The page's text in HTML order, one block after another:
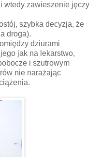
wtedy zawieszenie jęczy
szybka decyzja, że
droga).
dziurami
jak na lekarstwo,
i szutrowym
nie narażając